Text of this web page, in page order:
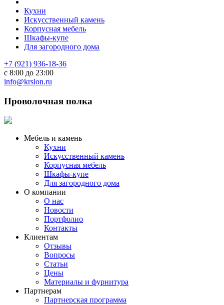
Кухни
Искусственный камень
Корпусная мебель
Шкафы-купе
Для загородного дома
+7 (921) 936-18-36
с 8:00 до 23:00
info@krslon.ru
Проволочная полка
Мебель и камень
Кухни
Искусственный камень
Корпусная мебель
Шкафы-купе
Для загородного дома
О компании
О нас
Новости
Портфолио
Контакты
Клиентам
Отзывы
Вопросы
Статьи
Цены
Материалы и фурнитура
Партнерам
Партнерская программа